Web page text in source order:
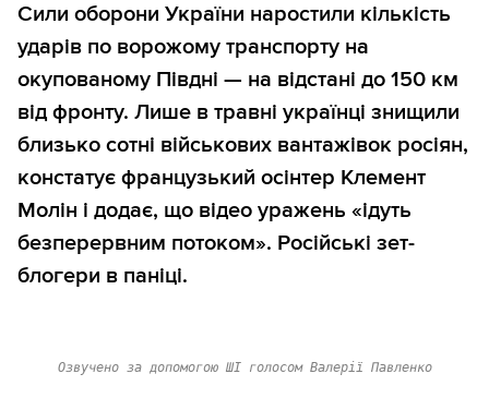
Сили оборони України наростили кількість
ударів по ворожому транспорту на
окупованому Півдні — на відстані до 150 км
від фронту. Лише в травні українці знищили
близько сотні військових вантажівок росіян,
констатує французький осінтер Клемент
Молін і додає, що відео уражень «ідуть
безперервним потоком». Російські зет-
блогери в паніці.
Озвучено за допомогою ШІ голосом Валерії Павленко